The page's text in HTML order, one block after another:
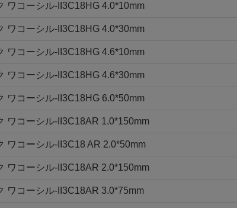
ワコーシル-II3C18HG 4.0*10mm
ワコーシル-II3C18HG 4.0*30mm
ワコーシル-II3C18HG 4.6*10mm
ワコーシル-II3C18HG 4.6*30mm
ワコーシル-II3C18HG 6.0*50mm
ワコーシル-II3C18AR 1.0*150mm
ワコーシル-II3C18 AR 2.0*50mm
ワコーシル-II3C18AR 2.0*150mm
ワコーシル-II3C18AR 3.0*75mm